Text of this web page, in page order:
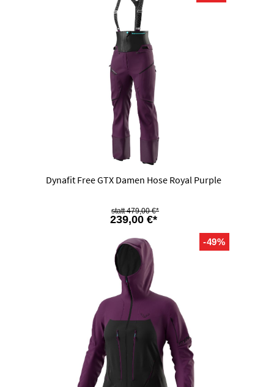
Dynafit Free GTX Damen Hose Royal Purple
239,00 €*
479,00 €*
-49%